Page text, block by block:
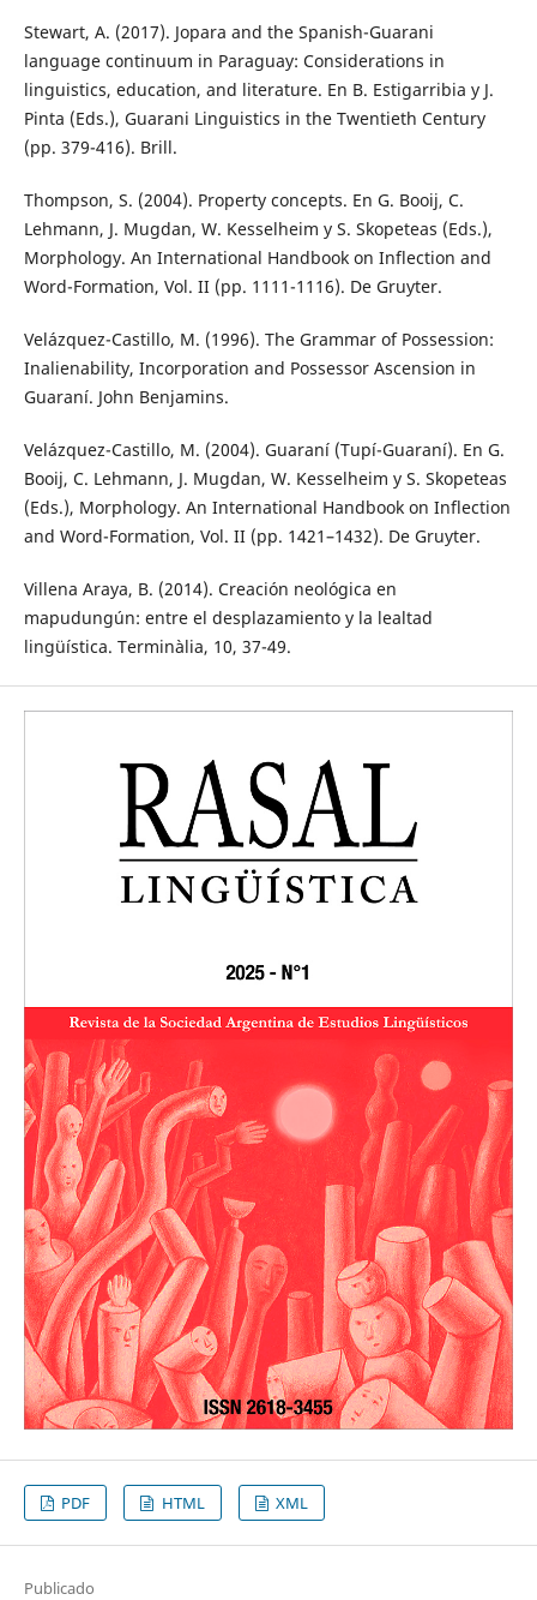
Stewart, A. (2017). Jopara and the Spanish-Guarani
language continuum in Paraguay: Considerations in
linguistics, education, and literature. En B. Estigarribia y J.
Pinta (Eds.), Guarani Linguistics in the Twentieth Century
(pp. 379-416). Brill.
Thompson, S. (2004). Property concepts. En G. Booij, C.
Lehmann, J. Mugdan, W. Kesselheim y S. Skopeteas (Eds.),
Morphology. An International Handbook on Inflection and
Word-Formation, Vol. II (pp. 1111-1116). De Gruyter.
Velázquez-Castillo, M. (1996). The Grammar of Possession:
Inalienability, Incorporation and Possessor Ascension in
Guaraní. John Benjamins.
Velázquez-Castillo, M. (2004). Guaraní (Tupí-Guaraní). En G.
Booij, C. Lehmann, J. Mugdan, W. Kesselheim y S. Skopeteas
(Eds.), Morphology. An International Handbook on Inflection
and Word-Formation, Vol. II (pp. 1421–1432). De Gruyter.
Villena Araya, B. (2014). Creación neológica en
mapudungún: entre el desplazamiento y la lealtad
lingüística. Terminàlia, 10, 37-49.
PDF HTML XML
Publicado